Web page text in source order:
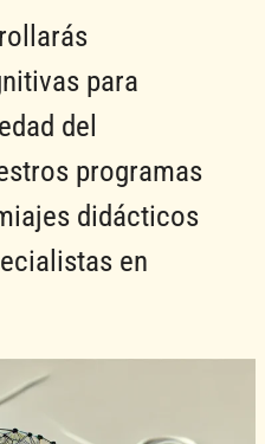
para
del
programas
didácticos
en